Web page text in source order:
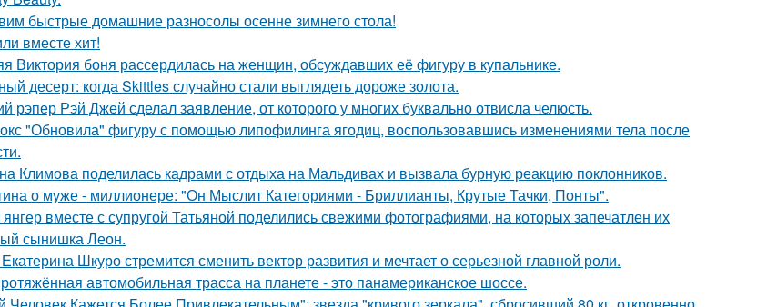
быстрые домашние разносолы осенне зимнего стола!
вместе хит!
Виктория боня рассердилась на женщин, обсуждавших её фигуру в купальнике.
десерт: когда Skittles случайно стали выглядеть дороже золота.
рэпер Рэй Джей сделал заявление, от которого у многих буквально отвисла челюсть.
"Обновила" фигуру с помощью липофилинга ягодиц, воспользовавшись изменениями тела после
Климова поделилась кадрами с отдыха на Мальдивах и вызвала бурную реакцию поклонников.
о муже - миллионере: "Он Мыслит Категориями - Бриллианты, Крутые Тачки, Понты".
вместе с супругой Татьяной поделились свежими фотографиями, на которых запечатлен их
сынишка Леон.
Шкуро стремится сменить вектор развития и мечтает о серьезной главной роли.
автомобильная трасса на планете - это панамериканское шоссе.